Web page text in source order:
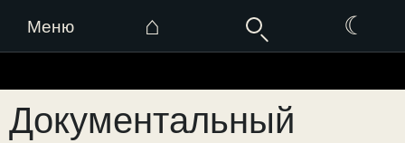
Меню ⌂ ☾
к
содержимому
Документальный